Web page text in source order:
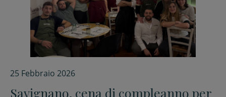
25 Febbraio 2026
Savignano, cena di compleanno per